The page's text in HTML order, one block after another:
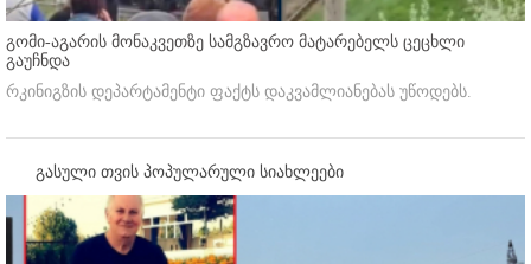
გომი-აგარის მონაკვეთზე სამგზავრო მატარებელს ცეცხლი
გაუჩნდა
რკინიგზის დეპარტამენტი ფაქტს დაკვამლიანებას უწოდებს.
გასული თვის პოპულარული სიახლეები